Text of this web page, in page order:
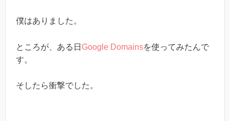
僕はありました。
ところが、ある日 Google Domainsを使ってみたんで
す。
そしたら衝撃でした。